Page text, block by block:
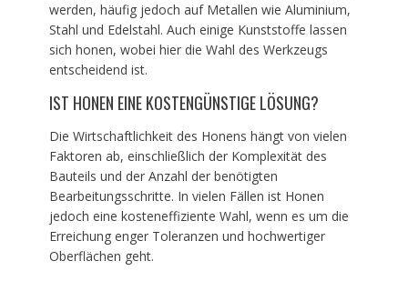
werden, häufig jedoch auf Metallen wie Aluminium,
Stahl und Edelstahl. Auch einige Kunststoffe lassen
sich honen, wobei hier die Wahl des Werkzeugs
entscheidend ist.
IST HONEN EINE KOSTENGÜNSTIGE LÖSUNG?
Die Wirtschaftlichkeit des Honens hängt von vielen
Faktoren ab, einschließlich der Komplexität des
Bauteils und der Anzahl der benötigten
Bearbeitungsschritte. In vielen Fällen ist Honen
jedoch eine kosteneffiziente Wahl, wenn es um die
Erreichung enger Toleranzen und hochwertiger
Oberflächen geht.